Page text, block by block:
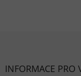
INFORMACE PRO